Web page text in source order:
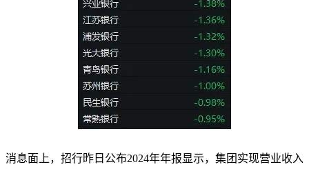
消息面上，招行昨日公布2024年年报显示，集团实现营业收入